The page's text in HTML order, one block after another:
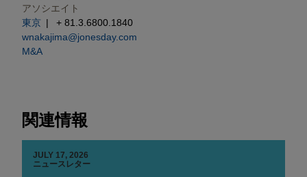
アソシエイト
東京
+ 81.3.6800.1840
wnakajima@jonesday.com
M&A
関連情報
JULY 17, 2026
ニュースレター